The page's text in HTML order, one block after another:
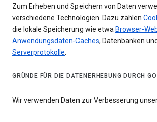
Zum Erheben und Speichern von Daten
verschiedene Technologien. Dazu zählen
die lokale Speicherung wie etwa Browser-
Anwendungsdaten-Caches, Datenbanken und
Serverprotokolle.
GRÜNDE FÜR DIE DATENERHEBUNG DURCH
Wir verwenden Daten zur Verbesserung